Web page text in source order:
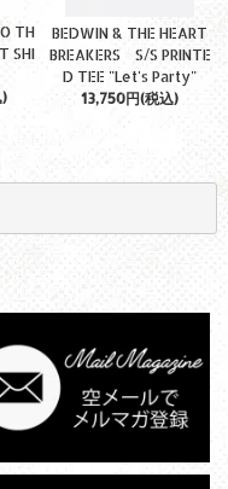
TH
SHI
BEDWIN & THE HEART
BREAKERS S/S PRINTE
D TEE "Let's Party"
13,750円(税込)